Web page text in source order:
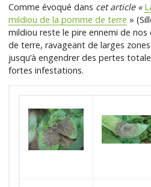
Comme évoqué dans cet article «
mildiou de la pomme de terre »
mildiou reste le pire ennemi de
de terre, ravageant de larges
jusqu’à engendrer des pertes
fortes infestations.